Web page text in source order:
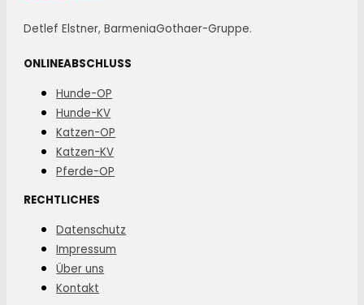
Detlef Elstner, BarmeniaGothaer-Gruppe.
ONLINEABSCHLUSS
Hunde-OP
Hunde-KV
Katzen-OP
Katzen-KV
Pferde-OP
RECHTLICHES
Datenschutz
Impressum
Über uns
Kontakt